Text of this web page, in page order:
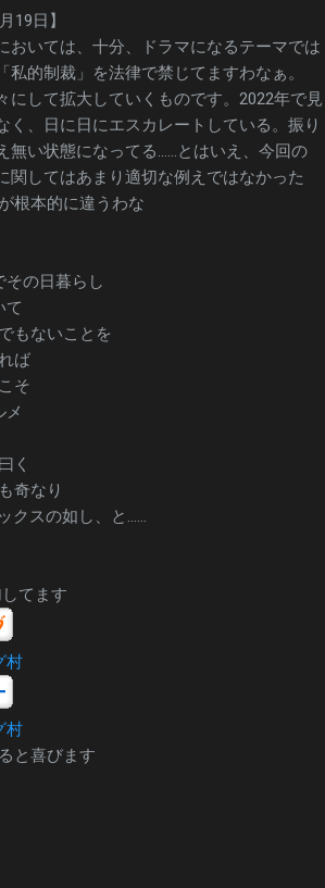
19日】
おいては、十分、ドラマになるテーマでは
的制裁」を法律で禁じてますわなぁ。
にして拡大していくものです。2022年で見
、日に日にエスカレートしている。振り
無い状態になってる……とはいえ、今回の
関してはあまり適切な例えではなかった
根本的に違うわな
の日暮らし
て
もないことを
ば
そ
メ
く
奇なり
クスの如し、と……
てます
村
村
と喜びます